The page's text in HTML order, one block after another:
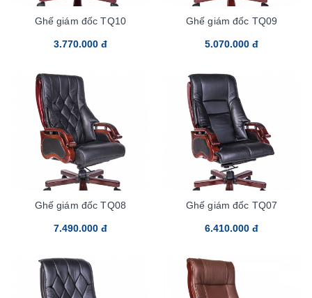
Ghế giám đốc TQ10
3.770.000 đ
Ghế giám đốc TQ09
5.070.000 đ
Ghế giám đốc TQ08
7.490.000 đ
Ghế giám đốc TQ07
6.410.000 đ